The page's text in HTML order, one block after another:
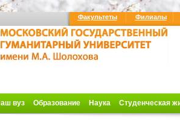
Факультеты Филиалы
вуз Образование Наука Студенческая